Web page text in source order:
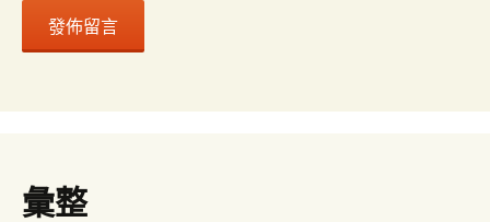
彙整